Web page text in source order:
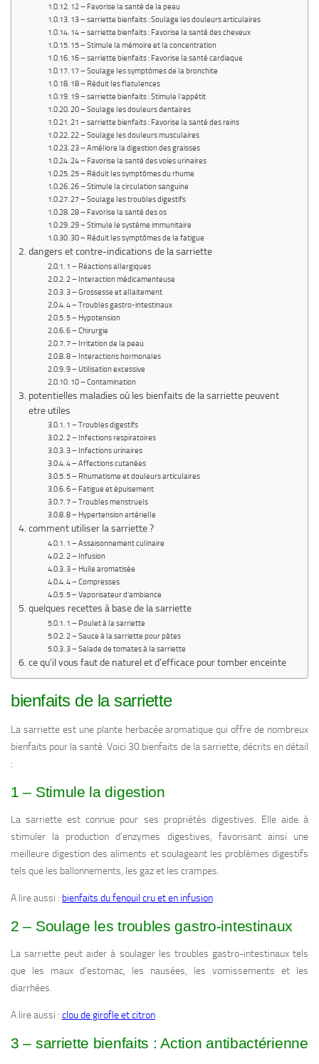
12 – Favorise la santé de la peau
13 – sarriette bienfaits : Soulage les douleurs articulaires
14 – sarriette bienfaits : Favorise la santé des cheveux
15 – Stimule la mémoire et la concentration
16 – sarriette bienfaits : Favorise la santé cardiaque
17 – Soulage les symptômes de la bronchite
18 – Réduit les flatulences
19 – sarriette bienfaits : Stimule l’appétit
20 – Soulage les douleurs dentaires
21 – sarriette bienfaits : Favorise la santé des reins
22 – Soulage les douleurs musculaires
23 – Améliore la digestion des graisses
24 – Favorise la santé des voies urinaires
25 – Réduit les symptômes du rhume
26 – Stimule la circulation sanguine
27 – Soulage les troubles digestifs
28 – Favorise la santé des os
29 – Stimule le système immunitaire
30 – Réduit les symptômes de la fatigue
dangers et contre-indications de la sarriette
1 – Réactions allergiques
2 – Interaction médicamenteuse
3 – Grossesse et allaitement
4 – Troubles gastro-intestinaux
5 – Hypotension
6 – Chirurgie
7 – Irritation de la peau
8 – Interactions hormonales
9 – Utilisation excessive
10 – Contamination
potentielles maladies où les bienfaits de la sarriette peuvent
etre utiles
1 – Troubles digestifs
2 – Infections respiratoires
3 – Infections urinaires
4 – Affections cutanées
5 – Rhumatisme et douleurs articulaires
6 – Fatigue et épuisement
7 – Troubles menstruels
8 – Hypertension artérielle
comment utiliser la sarriette ?
1 – Assaisonnement culinaire
2 – Infusion
3 – Huile aromatisée
4 – Compresses
5 – Vaporisateur d’ambiance
quelques recettes à base de la sarriette
1 – Poulet à la sarriette
2 – Sauce à la sarriette pour pâtes
3 – Salade de tomates à la sarriette
ce qu’il vous faut de naturel et d’efficace pour tomber enceinte
bienfaits de la sarriette
La sarriette est une plante herbacée aromatique qui offre de nombreux
bienfaits pour la santé. Voici 30 bienfaits de la sarriette, décrits en détail
:
1 – Stimule la digestion
La sarriette est connue pour ses propriétés digestives. Elle aide à
stimuler la production d’enzymes digestives, favorisant ainsi une
meilleure digestion des aliments et soulageant les problèmes digestifs
tels que les ballonnements, les gaz et les crampes.
A lire aussi : bienfaits du fenouil cru et en infusion
2 – Soulage les troubles gastro-intestinaux
La sarriette peut aider à soulager les troubles gastro-intestinaux tels
que les maux d’estomac, les nausées, les vomissements et les
diarrhées.
A lire aussi : clou de girofle et citron
3 – sarriette bienfaits : Action antibactérienne